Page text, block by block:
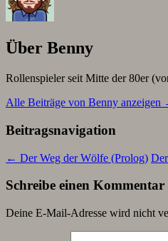
Über Benny
Rollenspieler seit Mitte der 80er
Alle Beiträge von Benny anzeigen
Beitragsnavigation
← Der Weg der Wölfe (Prolog)
Schreibe einen Kommentar
Deine E-Mail-Adresse wird nicht